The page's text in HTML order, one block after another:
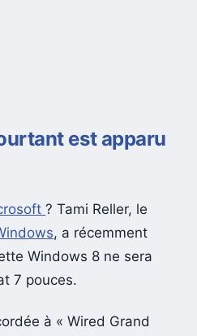
est apparu
? Tami Reller, le
, a récemment
Windows 8 ne sera
7 pouces.
à « Wired Grand